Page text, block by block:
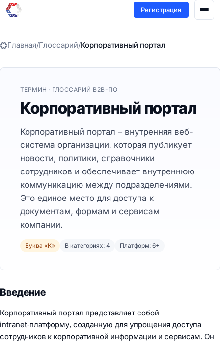
Регистрация
Главная/Глоссарий/Корпоративный портал
ТЕРМИН · ГЛОССАРИЙ B2B-ПО
Корпоративный портал
Корпоративный портал – внутренняя веб-
система организации, которая публикует
новости, политики, справочники
сотрудников и обеспечивает внутреннюю
коммуникацию между подразделениями.
Это единое место для доступа к
документам, формам и сервисам
компании.
Буква «К» В категориях: 4 Платформ: 6+
Введение
Корпоративный портал представляет собой
intranet‑платформу, созданную для упрощения доступа
сотрудников к корпоративной информации и сервисам. Он